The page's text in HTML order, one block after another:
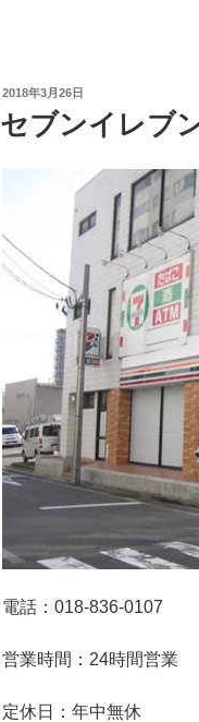
投
日:
2018年3月26日
セブンイレブ
電話：018-836-0107
営業時間：24時間営業
定休日：年中無休